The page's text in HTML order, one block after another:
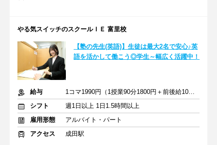
やる気スイッチのスクールＩＥ 富里校
【塾の先生(英語)】生徒は最大2名で安心♪英
語を活かして働こう◎学生～幅広く活躍中！
給与
1コマ1990円（1授業90分1800円＋前後給10分190円）
シフト
週1日以上 1日1.5時間以上
雇用形態
アルバイト・パート
アクセス
成田駅